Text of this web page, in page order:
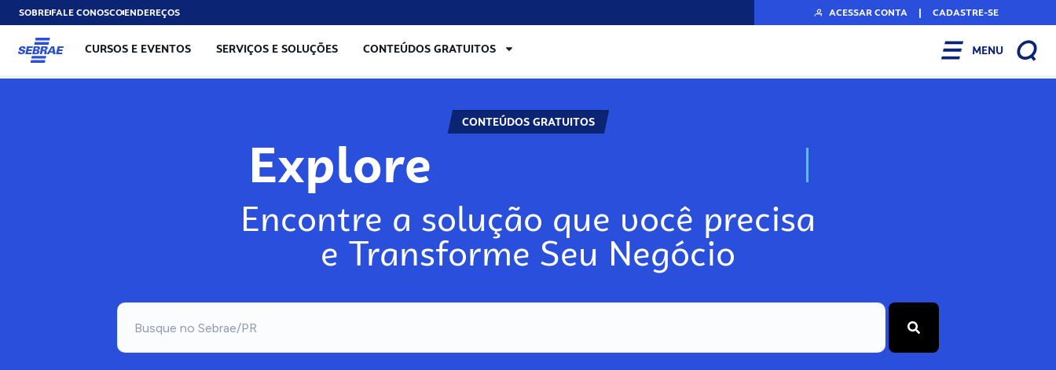
SOBREFALE CONOSCOENDEREÇOS ACESSAR CONTA | CADASTRE-SE
CURSOS E EVENTOS SERVIÇOS E SOLUÇÕES CONTEÚDOS GRATUITOS MENU
CONTEÚDOS GRATUITOS
Explore N
Encontre a solução que você precisa
e Transforme Seu Negócio